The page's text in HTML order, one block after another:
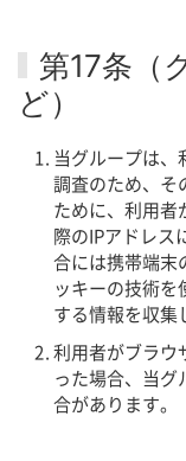
第17条（
ど）
当グループは、
調査のため、そ
ために、利用者
際のIPアドレス
合には携帯端末
ッキーの技術を
する情報を収集
利用者がブラウ
った場合、当
合があります。